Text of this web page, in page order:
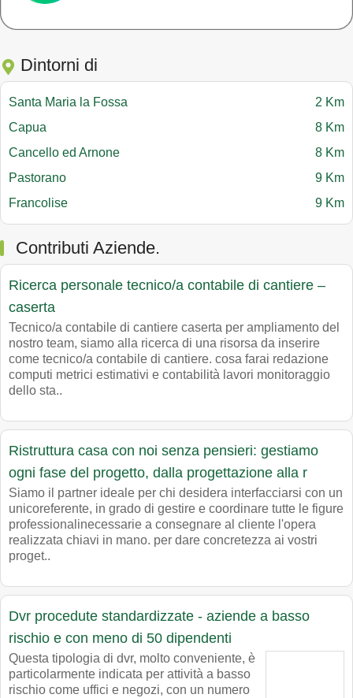
Dintorni di
Santa Maria la Fossa
2 Km
Capua
8 Km
Cancello ed Arnone
8 Km
Pastorano
9 Km
Francolise
9 Km
Contributi Aziende.
Ricerca personale tecnico/a contabile di cantiere –
caserta
Tecnico/a contabile di cantiere caserta per ampliamento del
nostro team, siamo alla ricerca di una risorsa da inserire
come tecnico/a contabile di cantiere. cosa farai redazione
computi metrici estimativi e contabilità lavori monitoraggio
dello sta..
Ristruttura casa con noi senza pensieri: gestiamo
ogni fase del progetto, dalla progettazione alla r
Siamo il partner ideale per chi desidera interfacciarsi con un
unicoreferente, in grado di gestire e coordinare tutte le figure
professionalinecessarie a consegnare al cliente l'opera
realizzata chiavi in mano. per dare concretezza ai vostri
proget..
Dvr procedute standardizzate - aziende a basso
rischio e con meno di 50 dipendenti
Questa tipologia di dvr, molto conveniente, è
particolarmente indicata per attività a basso
rischio come uffici e negozi, con un numero